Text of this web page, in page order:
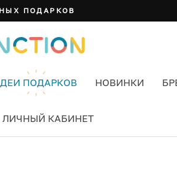
ПОДАРКОВ
ПОДАРКОВ НОВИНКИ
ЛИЧНЫЙ КАБИНЕТ